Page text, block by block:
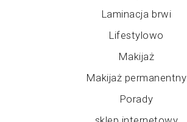
Laminacja brwi
Lifestylowo
Makijaż
Makijaż permanentny
Porady